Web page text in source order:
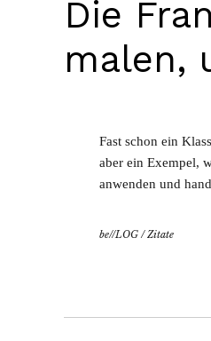
Die
malen,
Fast schon ein
aber ein Exempel,
anwenden und
be//LOG /Zitate